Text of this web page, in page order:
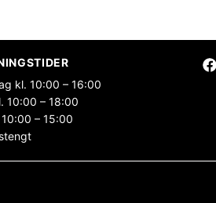
kl. 10:00 – 16:00
10:00 – 18:00
– 15:00